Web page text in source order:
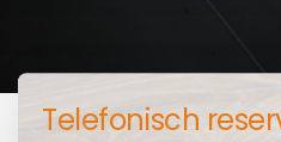
Telefonisch